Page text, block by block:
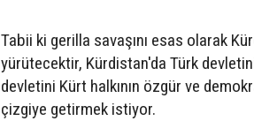
Tabii ki gerilla savaşını esas olarak
yürütecektir, Kürdistan'da Türk
devletini Kürt halkının özgür ve
çizgiye getirmek istiyor.